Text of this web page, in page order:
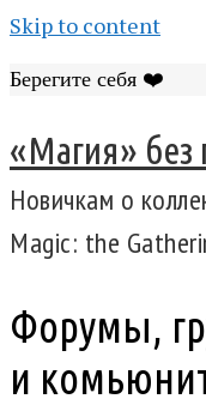
Skip to content
Берегите себя ❤️
«Магия» без
Новичкам о
Magic: the
Форумы,
и